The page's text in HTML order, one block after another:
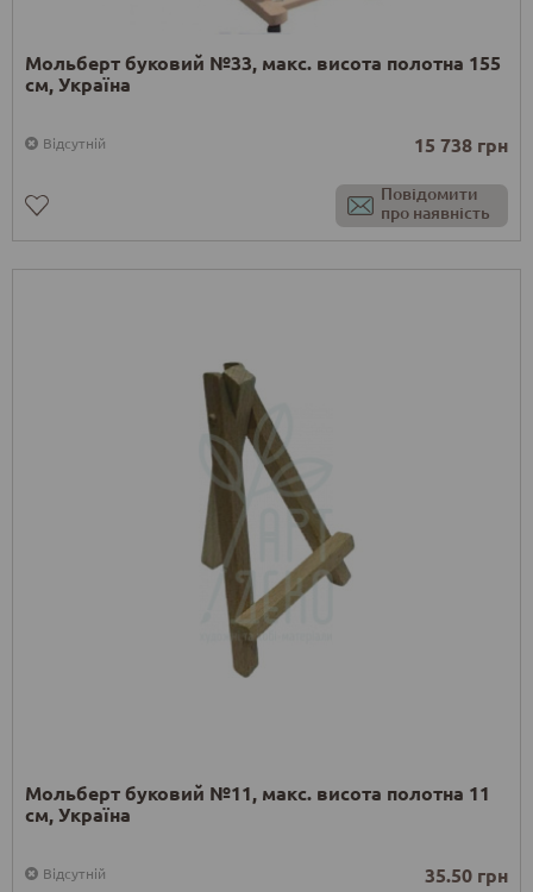
Мольберт буковий №33, макс. висота полотна 155
см, Україна
Відсутній 15 738 грн
Повідомити
про наявність
Мольберт буковий №11, макс. висота полотна 11
см, Україна
Відсутній 35.50 грн